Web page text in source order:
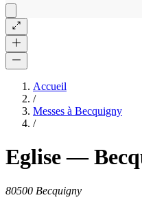
Accueil
/
Messes à Becquigny
/
Eglise—
80500 Becquigny